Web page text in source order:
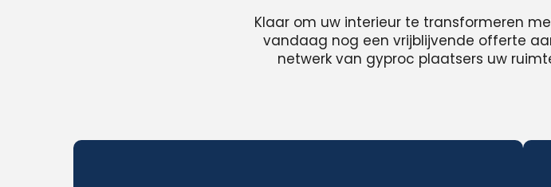
Klaar om uw interieur te transformeren
vandaag nog een vrijblijvende offerte
netwerk van gyproc plaatsers uw